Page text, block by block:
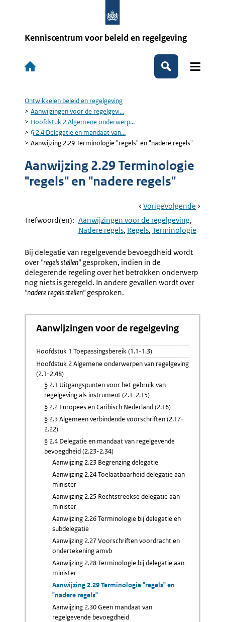
Kenniscentrum voor beleid en regelgeving
Hoofdnavigatie
Zoeken
Kruimelpad
Ontwikkelen beleid en regelgeving
Aanwijzingen voor de regelgevi...
Hoofdstuk 2 Algemene onderwerp...
§ 2.4 Delegatie en mandaat van...
Aanwijzing 2.29 Terminologie "regels" en "nadere regels"
Aanwijzing 2.29 Terminologie
"regels" en "nadere regels"
Book
Navigation
Ga
Naar
VorigePagina:
Aanwijzing
2.28
Terminologie
Delegatie
Minister
Ga
Naar
Volgende Pagina:
Geen
Trefwoord(en): Aanwijzingen voor de regelgeving
Nadere regels Regels Terminologie
Bij delegatie van regelgevende bevoegdheid wordt
over "regels stellen"gesproken, indien in de
delegerende regeling over het betrokken onderwerp
nog niets is geregeld. In andere gevallen wordt over
"nadere regels stellen"gesproken.
Aanwijzingen voor de regelgeving
Hoofdstuk 1 Toepassingsbereik (1.1-1.3)
Hoofdstuk 2 Algemene onderwerpen van regelgeving
(2.1-2.48)
§ 2.1 Uitgangspunten voor het gebruik van
regelgeving als instrument (2.1-2.15)
§ 2.2 Europees en Caribisch Nederland (2.16)
§ 2.3 Algemeen verbindende voorschriften (2.17-
2.22)
§ 2.4 Delegatie en mandaat van regelgevende
bevoegdheid (2.23-2.34)
Aanwijzing 2.23 Begrenzing delegatie
Aanwijzing 2.24 Toelaatbaarheid delegatie aan
minister
Aanwijzing 2.25 Rechtstreekse delegatie aan
minister
Aanwijzing 2.26 Terminologie bij delegatie en
subdelegatie
Aanwijzing 2.27 Voorschriften voordracht en
ondertekening amvb
Aanwijzing 2.28 Terminologie bij delegatie aan
minister
Aanwijzing 2.29 Terminologie "regels" en
"nadere regels"
Aanwijzing 2.30 Geen mandaat van
regelgevende bevoegdheid